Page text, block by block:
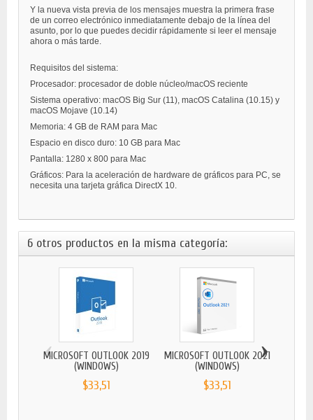
Y la nueva vista previa de los mensajes muestra la primera frase
de un correo electrónico inmediatamente debajo de la línea del
asunto, por lo que puedes decidir rápidamente si leer el mensaje
ahora o más tarde.
Requisitos del sistema:
Procesador: procesador de doble núcleo/macOS reciente
Sistema operativo: macOS Big Sur (11), macOS Catalina (10.15) y
macOS Mojave (10.14)
Memoria: 4 GB de RAM para Mac
Espacio en disco duro: 10 GB para Mac
Pantalla: 1280 x 800 para Mac
Gráficos: Para la aceleración de hardware de gráficos para PC, se
necesita una tarjeta gráfica DirectX 10.
6 otros productos en la misma categoría:
MICROSOFT OUTLOOK 2019
(WINDOWS)
$33,51
MICROSOFT OUTLOOK 2021
(WINDOWS)
$33,51
‹ ›